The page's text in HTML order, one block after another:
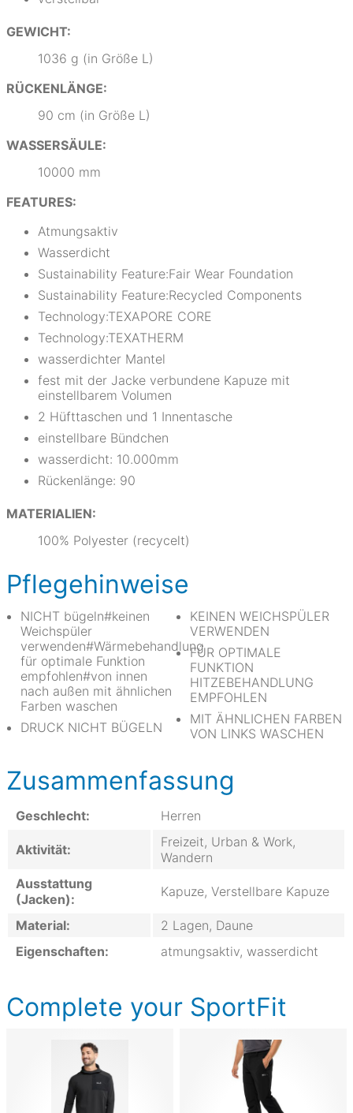
GEWICHT:
1036 g (in Größe L)
RÜCKENLÄNGE:
90 cm (in Größe L)
WASSERSÄULE:
10000 mm
FEATURES:
Atmungsaktiv
Wasserdicht
Sustainability Feature:Fair Wear Foundation
Sustainability Feature:Recycled Components
Technology:TEXAPORE CORE
Technology:TEXATHERM
wasserdichter Mantel
fest mit der Jacke verbundene Kapuze mit
einstellbarem Volumen
2 Hüfttaschen und 1 Innentasche
einstellbare Bündchen
wasserdicht: 10.000mm
Rückenlänge: 90
MATERIALIEN:
100% Polyester (recycelt)
Pflegehinweise
NICHT bügeln#keinen
Weichspüler
verwenden#Wärmebehandlung
für optimale Funktion
empfohlen#von innen
nach außen mit ähnlichen
Farben waschen
DRUCK NICHT BÜGELN
KEINEN WEICHSPÜLER
VERWENDEN
FÜR OPTIMALE
FUNKTION
HITZEBEHANDLUNG
EMPFOHLEN
MIT ÄHNLICHEN FARBEN
VON LINKS WASCHEN
Zusammenfassung
Geschlecht: Herren
Aktivität:
Freizeit, Urban & Work,
Wandern
Ausstattung
(Jacken):
Kapuze, Verstellbare Kapuze
Material:
2 Lagen, Daune
Eigenschaften:
atmungsaktiv, wasserdicht
Complete your SportFit